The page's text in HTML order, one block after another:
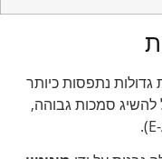
גדולות נתפסות כיותר
להשיג סמכות גבוהה,